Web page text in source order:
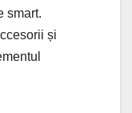
smart.
și